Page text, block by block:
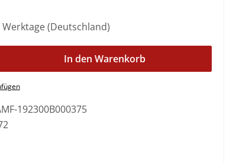
Werktage (Deutschland)
gewünschten Wert ein oder benutze die
In den Warenkorb
192300B000375